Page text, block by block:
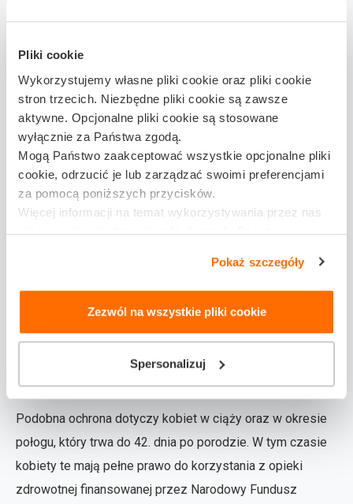
Pliki cookie
Wykorzystujemy własne pliki cookie oraz pliki cookie
stron trzecich. Niezbędne pliki cookie są zawsze
aktywne. Opcjonalne pliki cookie są stosowane
wyłącznie za Państwa zgodą.
Mogą Państwo zaakceptować wszystkie opcjonalne pliki
cookie, odrzucić je lub zarządzać swoimi preferencjami
za pomocą poniższych przycisków.
Więcej informacji na temat wykorzystywania przez nas
plików cookie (w tym ich celów) znajdą Państwo w
Pokaż szczegóły
Zezwól na wszystkie pliki cookie
Spersonalizuj
Urząd pracy
bezrobotny.
Jeżeli pracujesz na umowę o dzieło lub nie masz
żadnego zatrudnienia i nie jesteś zarejestrowany jako
bezrobotny, nie przysługuje Ci automatyczne prawo
do ubezpieczenia zdrowotnego.
Zgodnie z polskim prawem, młodzi ludzie mają
roku życia, pod warunkiem, że kontynuują naukę.
Ubezpieczenie obejmuje zarówno uczniów szkół średnich,
jak i studentów szkół wyższych. Prawo do ubezpieczenia
zdrowotnego w tej grupie wiekowej wynika bezpośrednio
z ustawy o świadczeniach opieki zdrowotnej
finansowanych ze środków publicznych.
Podobna ochrona dotyczy kobiet w ciąży oraz w okresie
połogu, który trwa do 42. dnia po porodzie. W tym czasie
kobiety te mają pełne prawo do korzystania z opieki
zdrowotnej finansowanej przez Narodowy Fundusz